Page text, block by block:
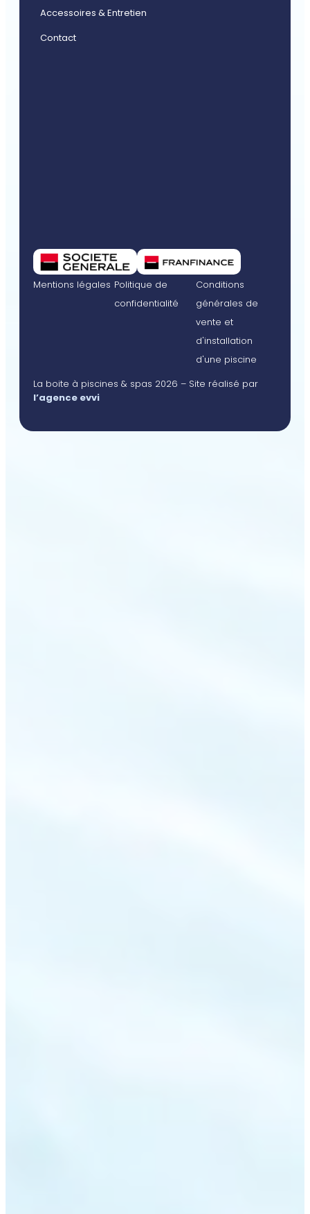
Accessoires & Entretien
Contact
Mentions légales Politique de
confidentialité
Conditions
générales de
vente et
d'installation
d'une piscine
La boite à piscines & spas 2026 – Site réalisé par
l’agence evvi